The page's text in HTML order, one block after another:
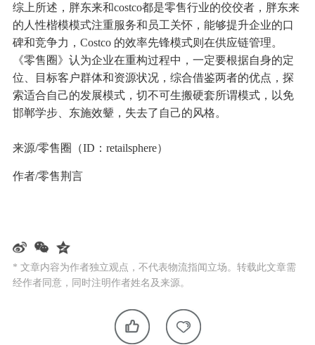
综上所述，胖东来和costco都是零售行业的佼佼者，胖东来
的人性楷模模式注重服务和员工关怀，能够提升企业的口
碑和竞争力，Costco 的效率先锋模式则在供应链管理。
《零售圈》认为企业在重构过程中，一定要根据自身的定
位、目标客户群体和资源状况，综合借鉴两者的优点，探
索适合自己的发展模式，切不可生搬硬套所谓模式，以免
邯郸学步、东施效颦，失去了自己的风格。
来源/零售圈（ID：retailsphere）
作者/零售荆言
* 文章内容为作者独立观点，不代表物流指闻立场。转载此文章需
经作者同意，同时注明作者姓名及来源。